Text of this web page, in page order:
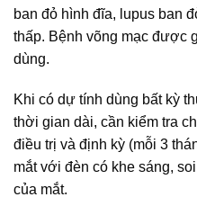
ban đỏ hình đĩa, lupus ban
thấp. Bệnh võng mạc được
dùng.
Khi có dự tính dùng bất kỳ
thời gian dài, cần kiểm tra
điều trị và định kỳ (mỗi 3
mắt với đèn có khe sáng,
của mắt.